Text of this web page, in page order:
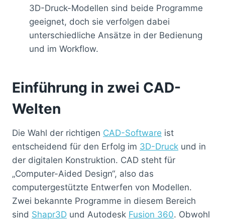
3D-Druck-Modellen sind beide Programme
geeignet, doch sie verfolgen dabei
unterschiedliche Ansätze in der Bedienung
und im Workflow.
Einführung in zwei CAD-
Welten
Die Wahl der richtigen CAD-Software ist
entscheidend für den Erfolg im 3D-Druck und in
der digitalen Konstruktion. CAD steht für
„Computer-Aided Design“, also das
computergestützte Entwerfen von Modellen.
Zwei bekannte Programme in diesem Bereich
sind Shapr3D und Autodesk Fusion 360. Obwohl